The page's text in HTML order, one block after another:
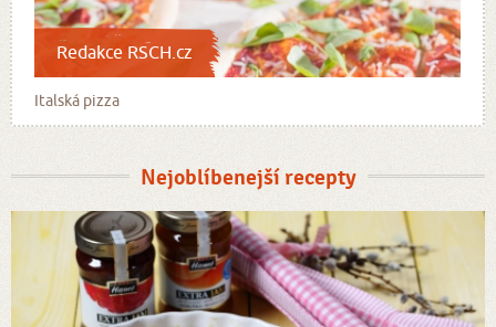
Redakce RSCH.cz
Italská pizza
Nejoblíbenejší recepty